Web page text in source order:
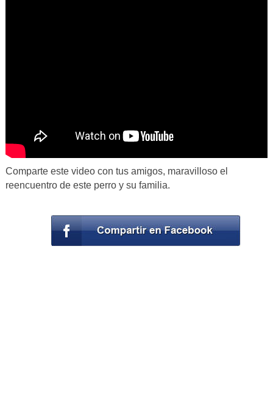
Comparte este video con tus amigos, maravilloso el
reencuentro de este perro y su familia.